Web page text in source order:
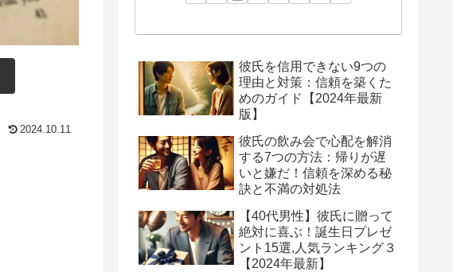
2024.10.11
彼氏を信用できない9つの
理由と対策：信頼を築くた
めのガイド【2024年最新
版】
彼氏の飲み会で心配を解消
する7つの方法：帰りが遅
いと嫌だ！信頼を深める秘
訣と不満の対処法
【40代男性】彼氏に贈って
絶対に喜ぶ！誕生日プレゼ
ント15選,人気ランキング３
【2024年最新】